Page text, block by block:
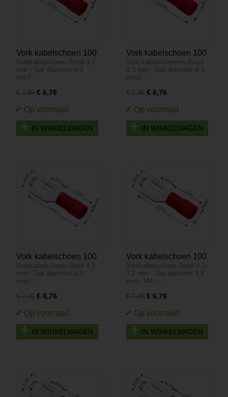
Vork kabelschoen 100
stuks - Rood 3,7-6.4
mm - Gat diameter 4,3
Vorkkabelschoen Rood 3,7
mm - Gat diameter 4,3
mm2…
€ 7,95 € 6,76
IN WINKELWAGEN
Vork kabelschoen 100
stuks - Rood 4.3-8.1
mm - Gat diameter 4,3
Vork-kabelschoenen Rood
4.3 mm - Gat diameter 4,3
mm2…
€ 7,95 € 6,76
IN WINKELWAGEN
Vork kabelschoen 100
stuks - 4.3-6.4 mm - Gat
diameter 4,3 mm - M4
Vorkkabelschoen Rood 4.3
mm - Gat diameter 4,3
mm2…
€ 7,95 € 6,76
IN WINKELWAGEN
Vork kabelschoen 100
stuks - Rood 4.3-7.2
mm - Gat diameter 4,3
Vorkkabelschoen Rood 4.3-
7.2 mm - Gat diameter 4,3
mm - M4 -…
€ 7,95 € 6,76
IN WINKELWAGEN